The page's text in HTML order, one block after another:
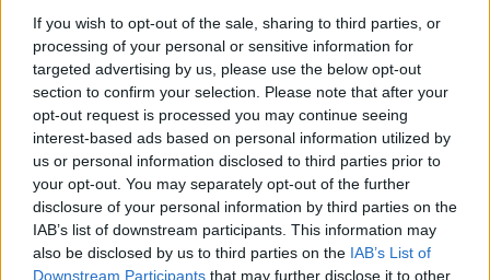
If you wish to opt-out of the sale, sharing to third parties, or
processing of your personal or sensitive information for
targeted advertising by us, please use the below opt-out
section to confirm your selection. Please note that after your
opt-out request is processed you may continue seeing
interest-based ads based on personal information utilized by
us or personal information disclosed to third parties prior to
your opt-out. You may separately opt-out of the further
disclosure of your personal information by third parties on the
IAB’s list of downstream participants. This information may
also be disclosed by us to third parties on the IAB’s List of
Downstream Participants that may further disclose it to other
Selezioniamo per te
Il meglio di